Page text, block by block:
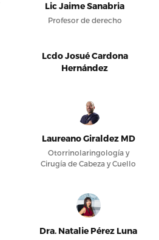
Lic Jaime Sanabria
Profesor de derecho
Lcdo Josué Cardona
Hernández
Laureano Giraldez MD
Otorrinolaringología y
Cirugía de Cabeza y Cuello
Dra. Natalie Pérez Luna